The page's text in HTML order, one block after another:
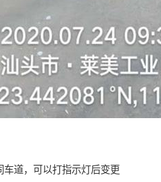
车道，可以打指示灯后变更